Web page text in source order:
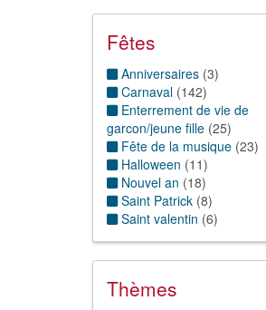
Fêtes
Anniversaires (3)
Carnaval (142)
Enterrement de vie de
garcon/jeune fille (25)
Fête de la musique (23)
Halloween (11)
Nouvel an (18)
Saint Patrick (8)
Saint valentin (6)
Thèmes